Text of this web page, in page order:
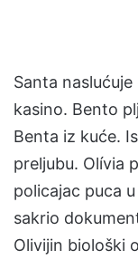
Santa
kasino. Bento
Benta iz kuće.
preljubu. Olívia
policajac puca
sakrio
Olivijin biološki